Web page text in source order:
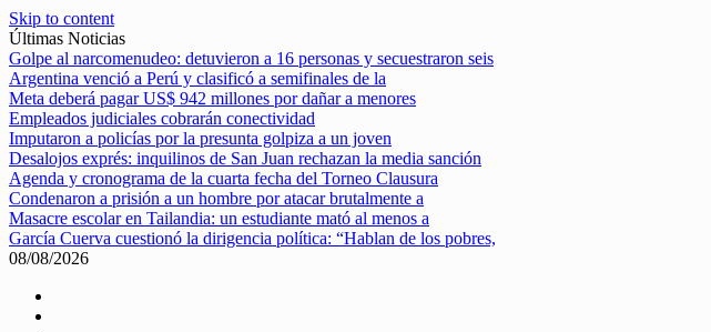
Skip to content
Últimas Noticias
Golpe al narcomenudeo: detuvieron a 16 personas y secuestraron seis
Argentina venció a Perú y clasificó a semifinales de la
Meta deberá pagar US$ 942 millones por dañar a menores
Empleados judiciales cobrarán conectividad
Imputaron a policías por la presunta golpiza a un joven
Desalojos exprés: inquilinos de San Juan rechazan la media sanción
Agenda y cronograma de la cuarta fecha del Torneo Clausura
Condenaron a prisión a un hombre por atacar brutalmente a
Masacre escolar en Tailandia: un estudiante mató al menos a
García Cuerva cuestionó la dirigencia política: “Hablan de los pobres,
08/08/2026